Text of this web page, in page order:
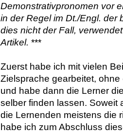
Demonstrativpronomen vor
in der Regel im Dt./Engl. der
dies nicht der Fall,
Artikel. ***
Zuerst habe ich mit vielen
Zielsprache gearbeitet,
und habe dann die Lerner
selber finden lassen. Soweit
die Lernenden meistens die
habe ich zum Abschluss